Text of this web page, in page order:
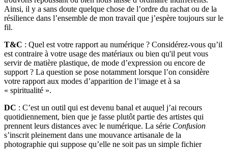
Ainsi, il y a sans doute quelque chose de l’ordre du rachat ou de la
résilience dans l’ensemble de mon travail que j’espère toujours sur le
fil.
T&C : Quel est votre rapport au numérique ? Considérez-vous qu’il
est contraire à votre usage des matériaux ou bien qu'il peut vous
servir de matière plastique, de mode d’expression ou encore de
support ? La question se pose notamment lorsque l’on considère
votre rapport aux modes d’apparition de l’image et à sa
« spiritualité ».
DC : C’est un outil qui est devenu banal et auquel j’ai recours
quotidiennement, bien que je fasse plutôt partie des artistes qui
prennent leurs distances avec le numérique. La série Confusion
s’inscrit pleinement dans une mouvance artisanale de la
photographie qui suppose qu’elle ne soit pas un simple fichier